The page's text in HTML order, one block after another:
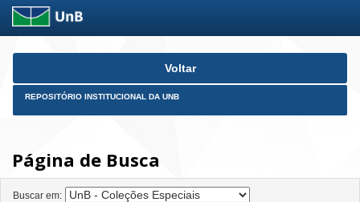
Skip
Voltar
REPOSITÓRIO INSTITUCIONAL DA UNB
Página de Busca
Buscar em: